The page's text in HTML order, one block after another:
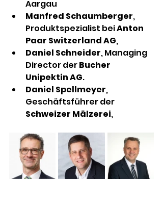
Aargau
Manfred Schaumberger,
Produktspezialist bei Anton
Paar Switzerland AG,
Daniel Schneider, Managing
Director der Bucher
Unipektin AG.
Daniel Spellmeyer,
Geschäftsführer der
Schweizer Mälzerei,